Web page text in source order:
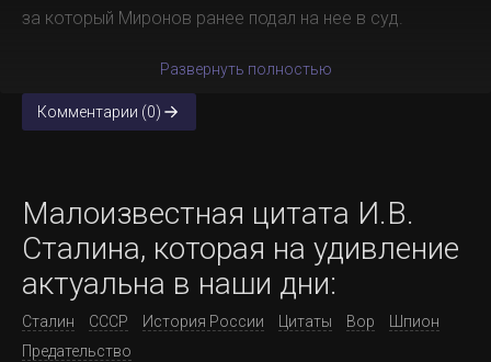
за который Миронов ранее подал на нее в суд.
Развернуть полностью
Комментарии (0)
Малоизвестная цитата И.В.
Сталина, которая на удивление
актуальна в наши дни:
Сталин СССР История России Цитаты Вор
Шпион
Предательство